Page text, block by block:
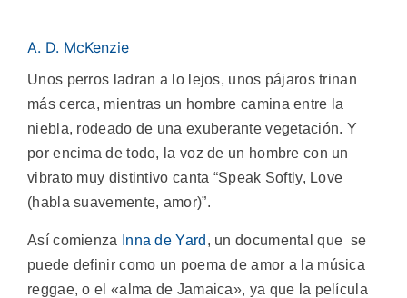
A. D. McKenzie
Unos perros ladran a lo lejos, unos pájaros trinan
más cerca, mientras un hombre camina entre la
niebla, rodeado de una exuberante vegetación. Y
por encima de todo, la voz de un hombre con un
vibrato muy distintivo canta “Speak Softly, Love
(habla suavemente, amor)”.
Así comienza Inna de Yard , un documental que se
puede definir como un poema de amor a la música
reggae, o el «alma de Jamaica», ya que la película